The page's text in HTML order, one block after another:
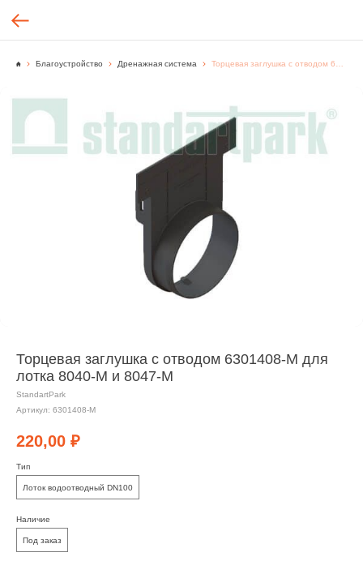
Благоустройство Дренажная система
Торцевая заглушка с отводом 6301408-М для
лотка 8040-М и 8047-М
StandartPark
Артикул: 6301408-М
220,00 ₽
Тип
Лоток водоотводный DN100
Наличие
Под заказ